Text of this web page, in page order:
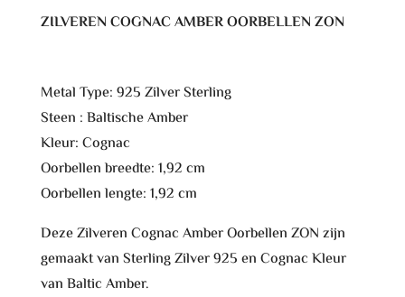
ZILVEREN COGNAC AMBER OORBELLEN ZON
Metal Type: 925 Zilver Sterling
Steen : Baltische Amber
Kleur: Cognac
Oorbellen breedte: 1,92 cm
Oorbellen lengte: 1,92 cm
Deze Zilveren Cognac Amber Oorbellen ZON zijn
gemaakt van Sterling Zilver 925 en Cognac Kleur
van Baltic Amber.